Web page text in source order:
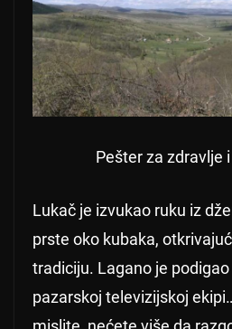
Pešter za zdravlje
Lukač je izvukao ruku iz
prste oko kubaka,
tradiciju. Lagano je
pazarskoj televizijskoj